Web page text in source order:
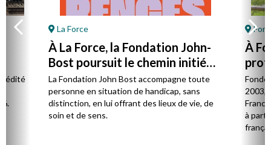
édité
La Force
À La Force, la Fondation John-
Bost poursuit le chemin initié
par son fondateur
La Fondation John Bost accompagne toute
personne en situation de handicap, sans
distinction, en lui offrant des lieux de vie, de
soin et de sens.
À
à la
Fondé
2003,
à